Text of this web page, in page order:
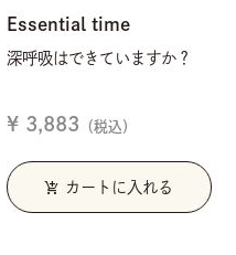
Essential time
深呼吸はできていますか？
¥ 3,883 （税込）
add_shopping_cart カートに入れる